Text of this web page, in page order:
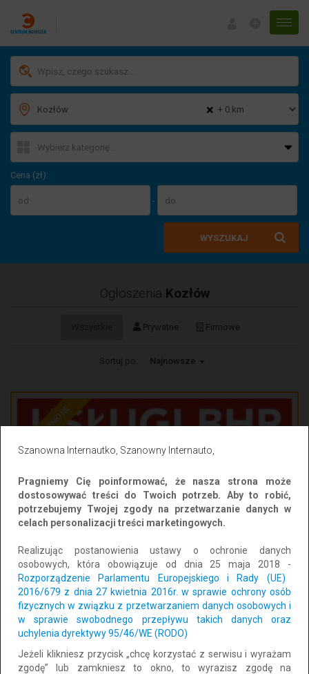
Menu
×
Cena (zł):
-
WYSZUKAJ
Ogłoszenia Kozłów
Prywatne Firmowe
Sortuj po: Najnowsze
WYRÓŻNIONE
Lokalizacja: Bartoszyce CAŁY KRAJ
Dodano: 2025-10-07 07:10:37
60 zł
do negocjacji
Dodaj do schowka
Szanowna Internautko, Szanowny Internauto,
Pragniemy Cię poinformować, że nasza strona może
dostosowywać treści do Twoich potrzeb. Aby to robić,
potrzebujemy Twojej zgody na przetwarzanie danych w
celach personalizacji treści marketingowych.
Realizując postanowienia ustawy o ochronie danych
osobowych, która obowiązuje od dnia 25 maja 2018 -
Rozporządzenie Parlamentu Europejskiego i Rady (UE)
2016/679 z dnia 27 kwietnia 2016r. w sprawie ochrony osób
fizycznych w związku z przetwarzaniem danych osobowych i
w sprawie swobodnego przepływu takich danych oraz
uchylenia dyrektywy 95/46/WE (RODO)
Jeżeli klikniesz przycisk „chcę korzystać z serwisu i wyrażam
zgodę” lub zamkniesz to okno, to wyrazisz zgodę na